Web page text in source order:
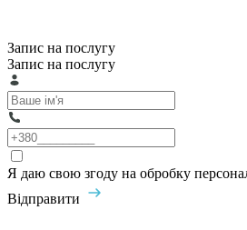
Запис на послугу
Запис на послугу
Я даю свою згоду на обробку
Відправити